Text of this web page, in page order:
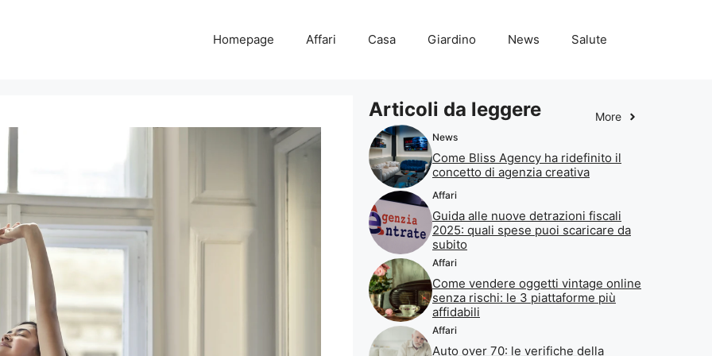
Homepage Affari Casa Giardino News Salute
Articoli da leggere More
News
Come Bliss Agency ha ridefinito il
concetto di agenzia creativa
Affari
Guida alle nuove detrazioni fiscali
2025: quali spese puoi scaricare da
subito
Affari
Come vendere oggetti vintage online
senza rischi: le 3 piattaforme più
affidabili
Affari
Auto over 70: le verifiche della